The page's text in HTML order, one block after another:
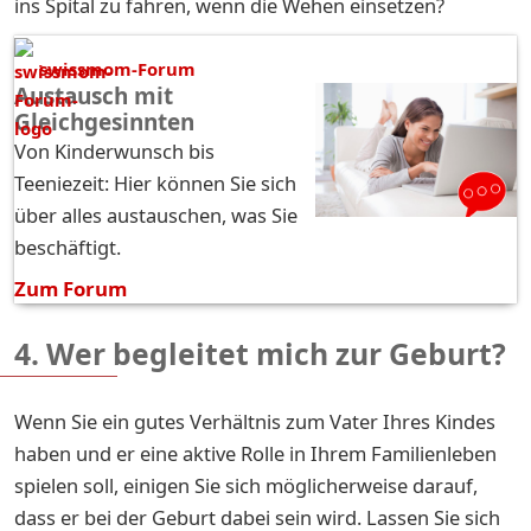
swissmom-Forum
Austausch mit
Gleichgesinnten
Von Kinderwunsch bis
Teeniezeit: Hier können Sie sich
über alles austauschen, was Sie
beschäftigt.
Zum Forum
4. Wer begleitet mich zur Geburt?
Wenn Sie ein gutes Verhältnis zum Vater Ihres Kindes
haben und er eine aktive Rolle in Ihrem Familienleben
spielen soll, einigen Sie sich möglicherweise darauf,
dass er bei der Geburt dabei sein wird. Lassen Sie sich